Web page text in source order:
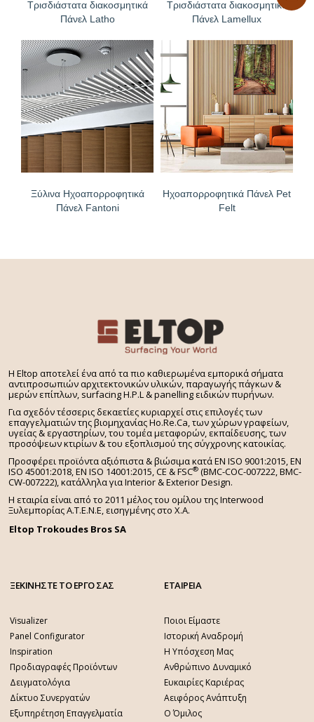
Τρισδιάστατα διακοσμητικά
Πάνελ Latho
Τρισδιάστατα διακοσμητικά
Πάνελ Lamellux
Ξύλινα Ηχοαπορροφητικά
Πάνελ Fantoni
Ηχοαπορροφητικά Πάνελ Pet
Felt
H Eltop αποτελεί ένα από τα πιο καθιερωμένα εμπορικά σήματα
αντιπροσωπιών αρχιτεκτονικών υλικών, παραγωγής πάγκων &
μερών επίπλων, surfacing H.P.L & panelling ειδικών πυρήνων.
Για σχεδόν τέσσερις δεκαετίες κυριαρχεί στις επιλογές των
επαγγελματιών της βιομηχανίας Ho.Re.Ca, των χώρων γραφείων,
υγείας & εργαστηρίων, του τομέα μεταφορών, εκπαίδευσης, των
προσόψεων κτιρίων & του εξοπλισμού της σύγχρονης κατοικίας.
Προσφέρει προϊόντα αξιόπιστα & βιώσιμα κατά EN ISO 9001:2015, EN
ISO 45001:2018, EN ISO 14001:2015,CE & FSC® (BMC-COC-007222, BMC-
CW-007222), κατάλληλα για Interior & Exterior Design.
Η εταιρία είναι από το 2011 μέλος του ομίλου της Interwood
Ξυλεμπορίας Α.Τ.Ε.Ν.Ε, εισηγμένης στο Χ.A.
Eltop Trokoudes Bros SA
ΞΕΚΙΝΗΣΤΕ ΤΟ ΕΡΓΟ ΣΑΣ
Visualizer
Panel Configurator
Inspiration
Προδιαγραφές Προϊόντων
Δειγματολόγια
Δίκτυο Συνεργατών
Εξυπηρέτηση Επαγγελματία
ΕΤΑΙΡΕΙΑ
Ποιοι Είμαστε
Ιστορική Αναδρομή
Η Υπόσχεση Μας
Ανθρώπινο Δυναμικό
Ευκαιρίες Καριέρας
Αειφόρος Ανάπτυξη
Ο Όμιλος